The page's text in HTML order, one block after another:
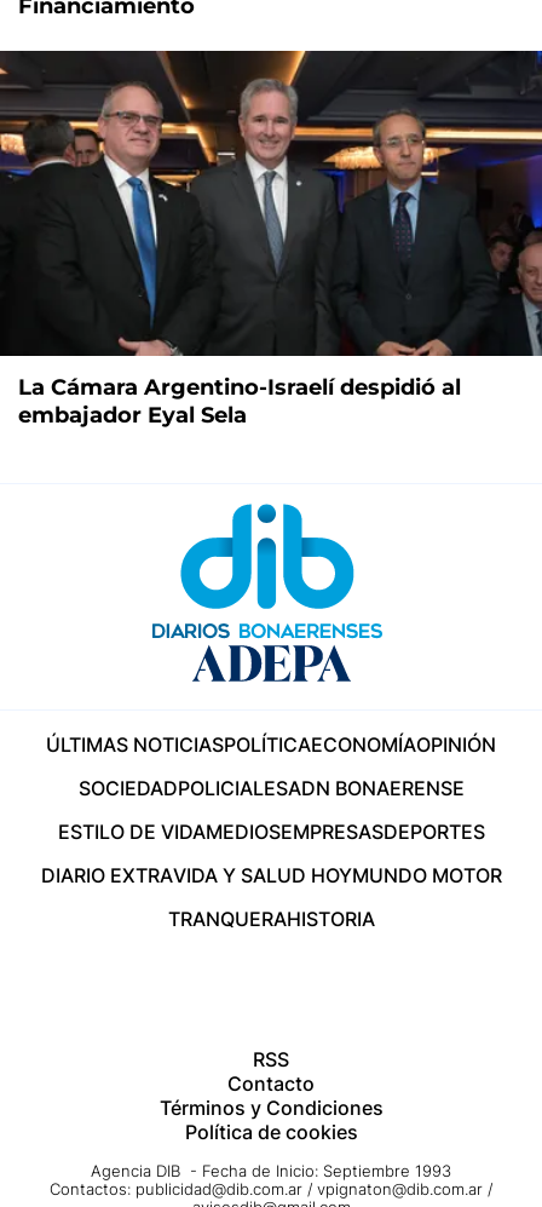
Financiamiento
La Cámara Argentino-Israelí despidió al
embajador Eyal Sela
ÚLTIMAS NOTICIASPOLÍTICAECONOMÍAOPINIÓN
SOCIEDADPOLICIALESADN BONAERENSE
ESTILO DE VIDAMEDIOSEMPRESASDEPORTES
DIARIO EXTRAVIDA Y SALUD HOYMUNDO MOTOR
TRANQUERAHISTORIA
RSS
Contacto
Términos y Condiciones
Política de cookies
Agencia DIB - Fecha de Inicio: Septiembre 1993
Contactos: publicidad@dib.com.ar / vpignaton@dib.com.ar /